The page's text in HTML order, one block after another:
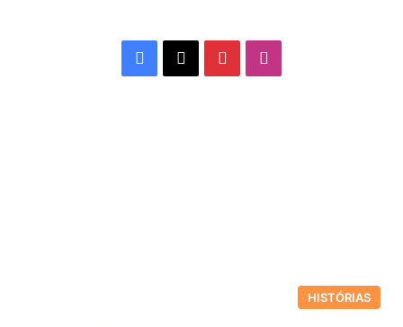
Facebook
X Pinterest
HISTÓRIAS